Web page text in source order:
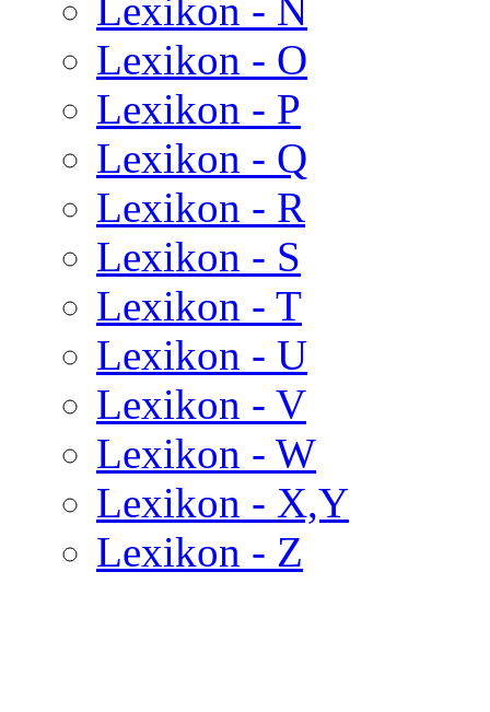
Lexikon - N
Lexikon - O
Lexikon - P
Lexikon - Q
Lexikon - R
Lexikon - S
Lexikon - T
Lexikon - U
Lexikon - V
Lexikon - W
Lexikon - X,Y
Lexikon - Z